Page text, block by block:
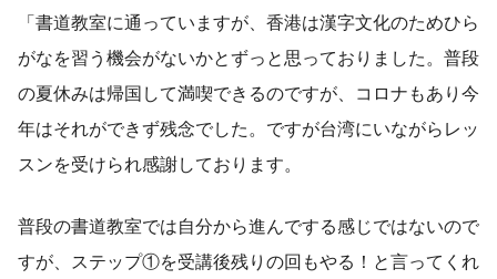
「書道教室に通っていますが、香港は漢字文化のためひら
がなを習う機会がないかとずっと思っておりました。普段
の夏休みは帰国して満喫できるのですが、コロナもあり今
年はそれができず残念でした。ですが台湾にいながらレッ
スンを受けられ感謝しております。
普段の書道教室では自分から進んでする感じではないので
すが、ステップ①を受講後残りの回もやる！と言ってくれ